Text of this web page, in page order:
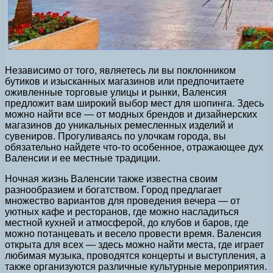
Независимо от того, являетесь ли вы поклонником
бутиков и изысканных магазинов или предпочитаете
оживленные торговые улицы и рынки, Валенсия
предложит вам широкий выбор мест для шопинга. Здесь
можно найти все — от модных брендов и дизайнерских
магазинов до уникальных ремесленных изделий и
сувениров. Прогуливаясь по улочкам города, вы
обязательно найдете что-то особенное, отражающее дух
Валенсии и ее местные традиции.
Ночная жизнь Валенсии также известна своим
разнообразием и богатством. Город предлагает
множество вариантов для проведения вечера — от
уютных кафе и ресторанов, где можно насладиться
местной кухней и атмосферой, до клубов и баров, где
можно потанцевать и весело провести время. Валенсия
открыта для всех — здесь можно найти места, где играет
любимая музыка, проводятся концерты и выступления, а
также организуются различные культурные мероприятия.